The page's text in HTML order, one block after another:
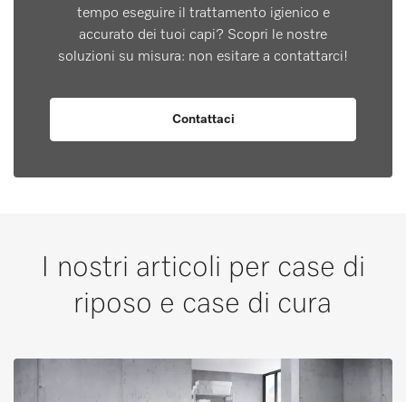
tempo eseguire il trattamento igienico e
accurato dei tuoi capi? Scopri le nostre
soluzioni su misura: non esitare a contattarci!
Contattaci
I nostri articoli per case di
riposo e case di cura